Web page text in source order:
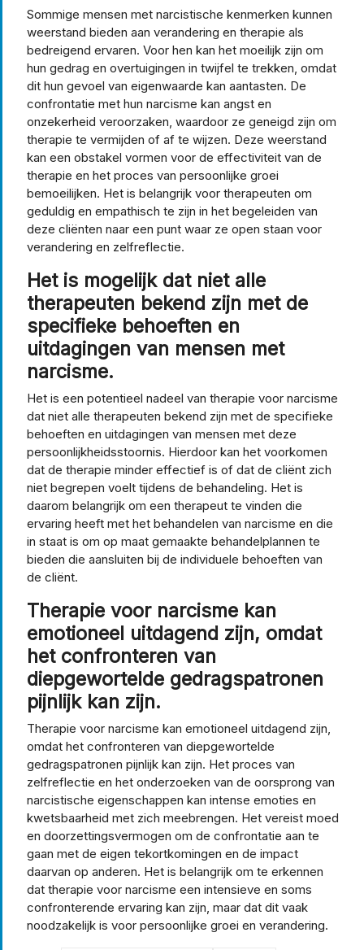
Sommige mensen met narcistische kenmerken kunnen
weerstand bieden aan verandering en therapie als
bedreigend ervaren. Voor hen kan het moeilijk zijn om
hun gedrag en overtuigingen in twijfel te trekken, omdat
dit hun gevoel van eigenwaarde kan aantasten. De
confrontatie met hun narcisme kan angst en
onzekerheid veroorzaken, waardoor ze geneigd zijn om
therapie te vermijden of af te wijzen. Deze weerstand
kan een obstakel vormen voor de effectiviteit van de
therapie en het proces van persoonlijke groei
bemoeilijken. Het is belangrijk voor therapeuten om
geduldig en empathisch te zijn in het begeleiden van
deze cliënten naar een punt waar ze open staan voor
verandering en zelfreflectie.
Het is mogelijk dat niet alle
therapeuten bekend zijn met de
specifieke behoeften en
uitdagingen van mensen met
narcisme.
Het is een potentieel nadeel van therapie voor narcisme
dat niet alle therapeuten bekend zijn met de specifieke
behoeften en uitdagingen van mensen met deze
persoonlijkheidsstoornis. Hierdoor kan het voorkomen
dat de therapie minder effectief is of dat de cliënt zich
niet begrepen voelt tijdens de behandeling. Het is
daarom belangrijk om een therapeut te vinden die
ervaring heeft met het behandelen van narcisme en die
in staat is om op maat gemaakte behandelplannen te
bieden die aansluiten bij de individuele behoeften van
de cliënt.
Therapie voor narcisme kan
emotioneel uitdagend zijn, omdat
het confronteren van
diepgewortelde gedragspatronen
pijnlijk kan zijn.
Therapie voor narcisme kan emotioneel uitdagend zijn,
omdat het confronteren van diepgewortelde
gedragspatronen pijnlijk kan zijn. Het proces van
zelfreflectie en het onderzoeken van de oorsprong van
narcistische eigenschappen kan intense emoties en
kwetsbaarheid met zich meebrengen. Het vereist moed
en doorzettingsvermogen om de confrontatie aan te
gaan met de eigen tekortkomingen en de impact
daarvan op anderen. Het is belangrijk om te erkennen
dat therapie voor narcisme een intensieve en soms
confronterende ervaring kan zijn, maar dat dit vaak
noodzakelijk is voor persoonlijke groei en verandering.